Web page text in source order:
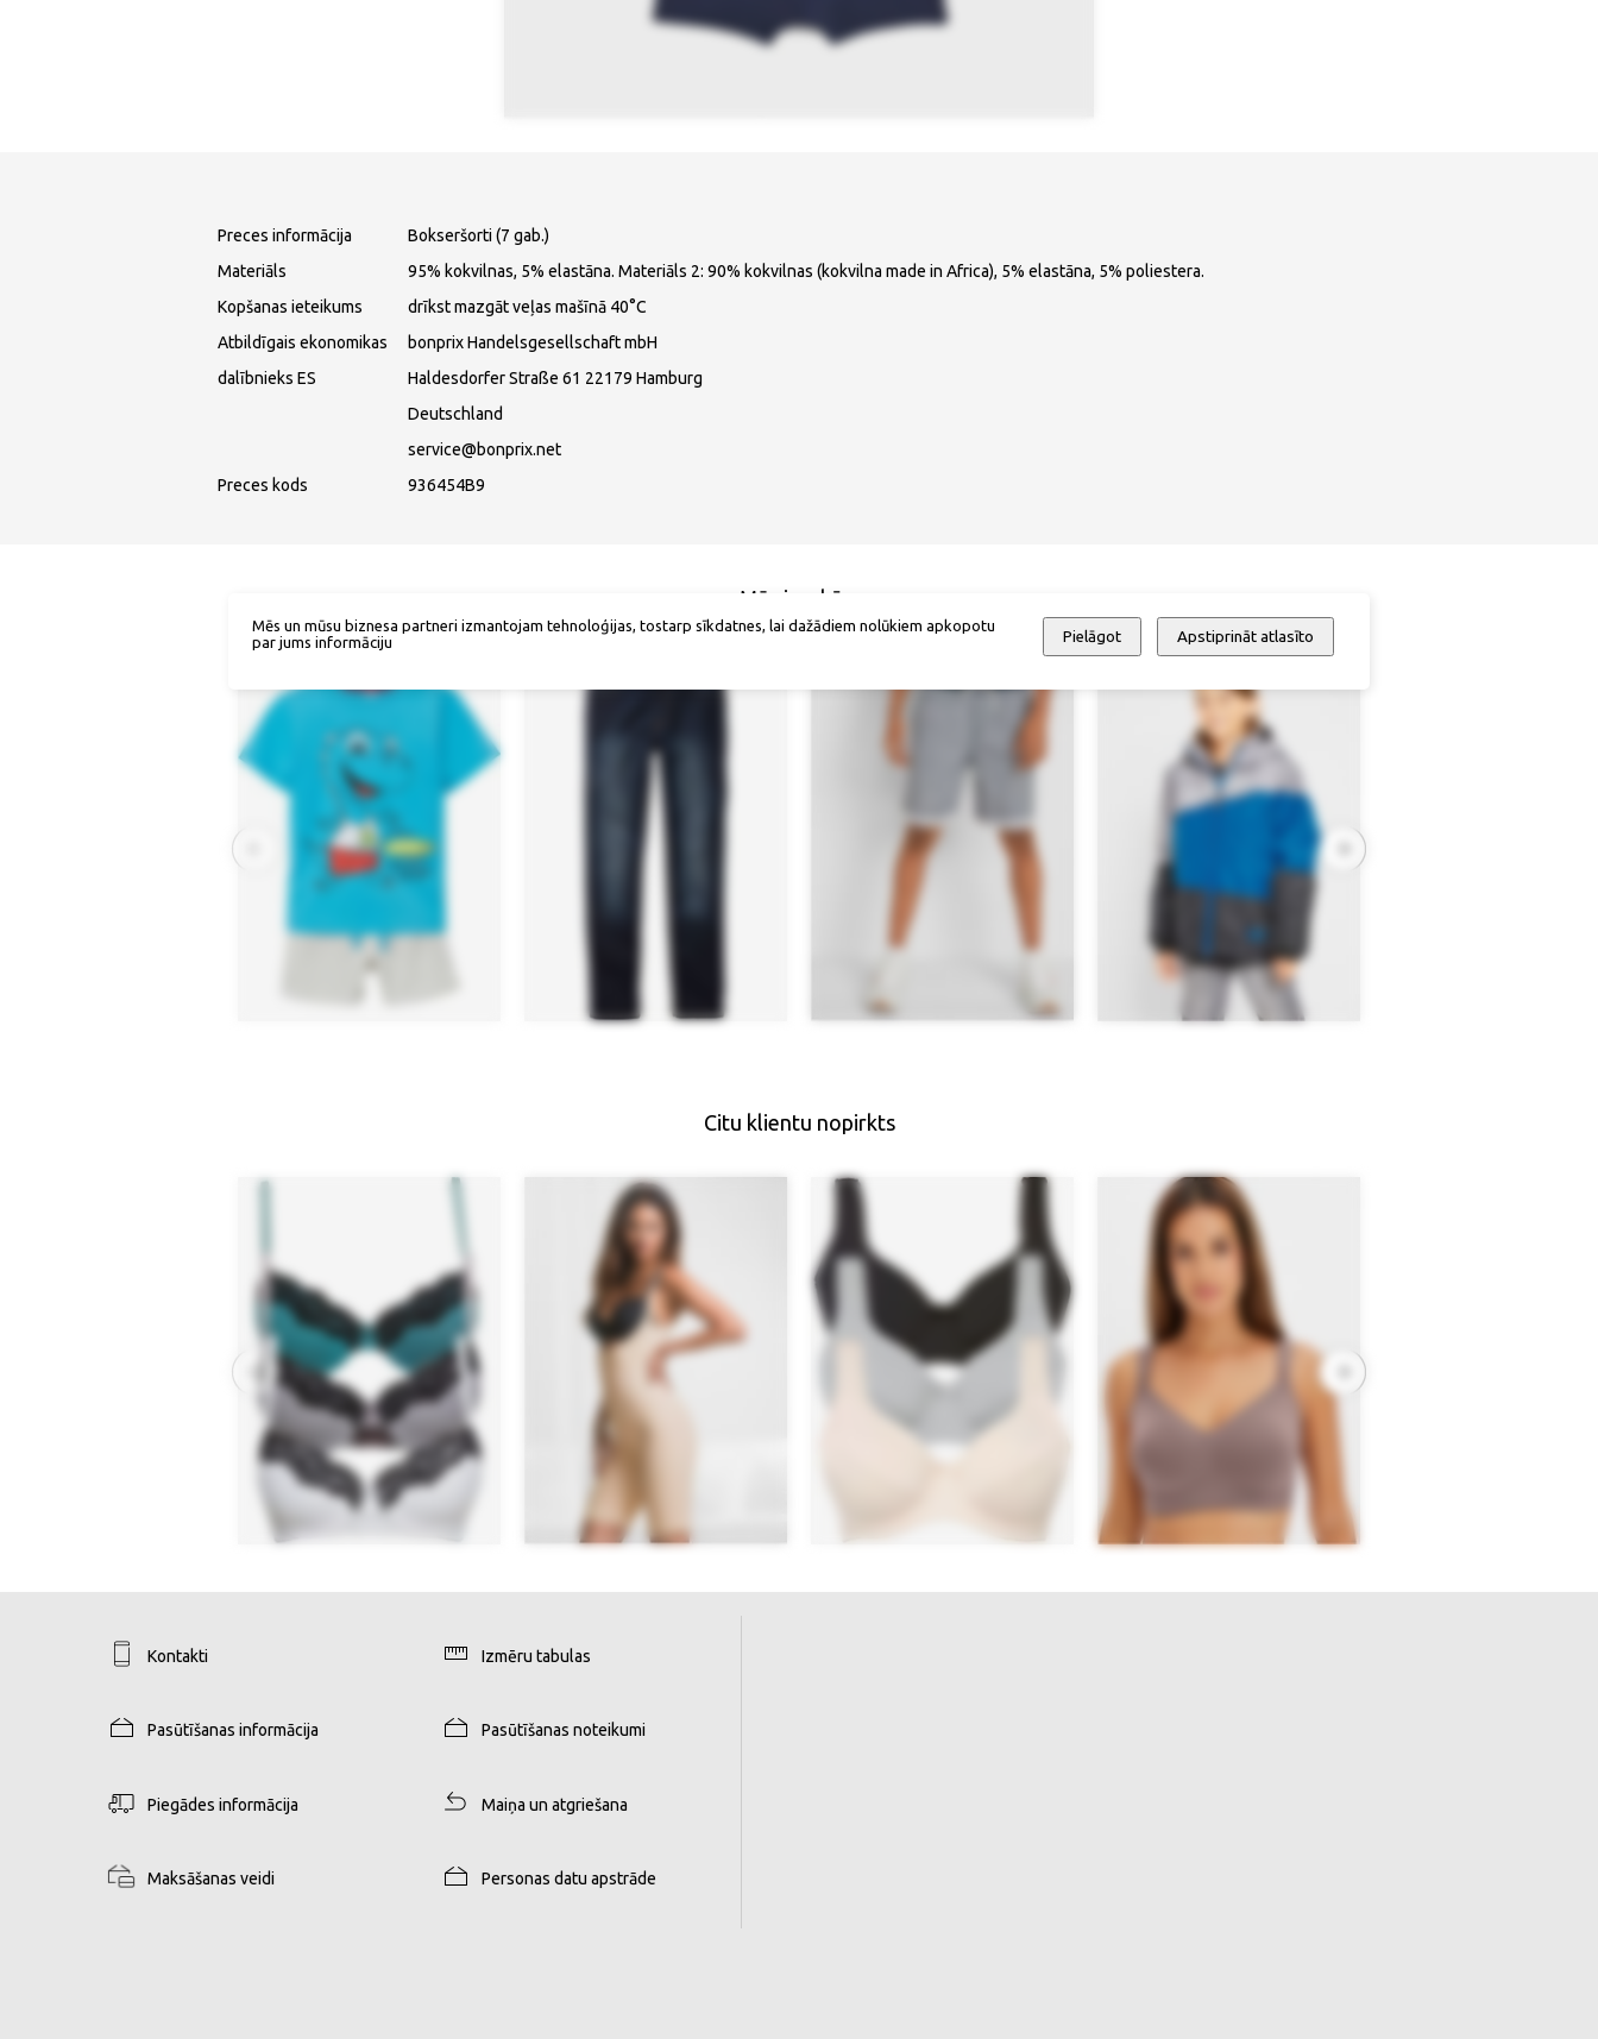
Preces informācija
Bokseršorti (7 gab.)
Materiāls
95% kokvilnas, 5% elastāna. Materiāls 2: 90% kokvilnas (kokvilna made in Africa), 5% elastāna, 5% poliestera.
Kopšanas ieteikums
drīkst mazgāt veļas mašīnā 40°C
Atbildīgais ekonomikas
dalībnieks ES
bonprix Handelsgesellschaft mbH
Haldesdorfer Straße 61 22179 Hamburg
Deutschland
service@bonprix.net
Preces kods
936454B9
Mēs iesakām
Citu klientu nopirkts
Kontakti Izmēru tabulas
Pasūtīšanas informācija Pasūtīšanas noteikumi
Piegādes informācija Maiņa un atgriešana
Maksāšanas veidi Personas datu apstrāde
Mēs un mūsu biznesa partneri izmantojam tehnoloģijas, tostarp sīkdatnes, lai dažādiem nolūkiem apkopotu
par jums informāciju
Pielāgot Apstiprināt atlasīto